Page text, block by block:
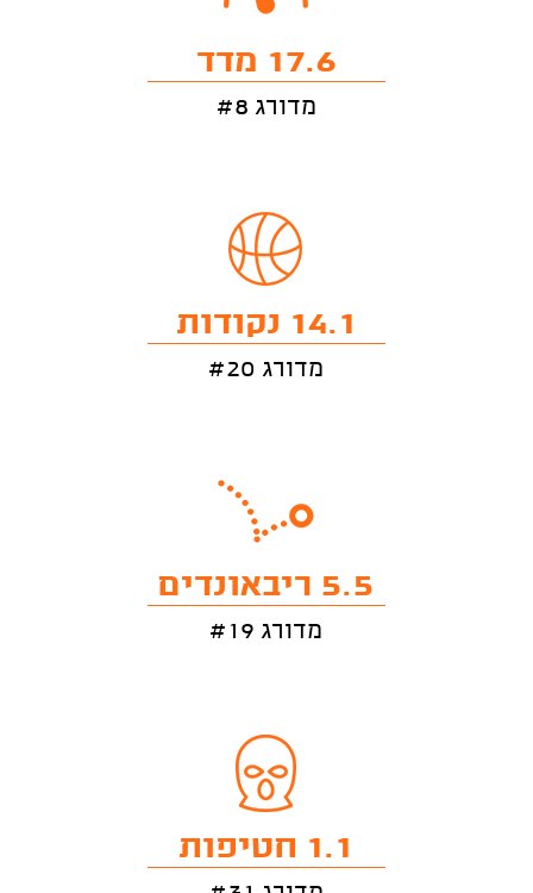
17.6 מדד
מדורג #8
14.1 נקודות
מדורג #20
5.5 ריבאונדים
מדורג #19
1.1 חטיפות